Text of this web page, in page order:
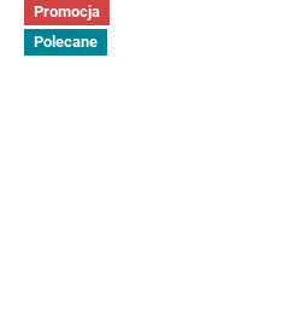
Promocja
Polecane